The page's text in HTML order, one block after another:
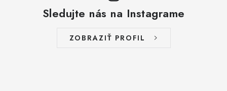
Sledujte nás na Instagrame
ZOBRAZIŤ PROFIL